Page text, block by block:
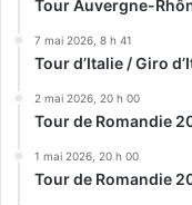
Tour Auvergne-
7 mai 2026, 8 h 41
Tour d’Italie / Giro
2 mai 2026, 20 h 00
Tour de Romandie
1 mai 2026, 20 h 00
Tour de Romandie